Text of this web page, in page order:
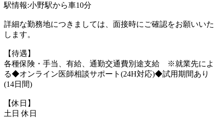
駅情報:小野駅から車10分
詳細な勤務地につきましては、面接時にご確認をお願いいた
します。
【待遇】
各種保険・手当、有給、通勤交通費別途支給 ※就業先によ
る◆オンライン医師相談サポート(24H対応)◆試用期間あり
(14日間)
【休日】
土日 休日